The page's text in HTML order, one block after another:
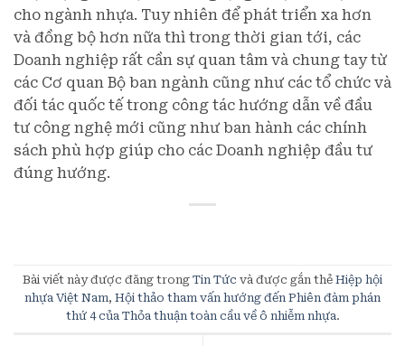
cho ngành nhựa. Tuy nhiên để phát triển xa hơn
và đồng bộ hơn nữa thì trong thời gian tới, các
Doanh nghiệp rất cần sự quan tâm và chung tay từ
các Cơ quan Bộ ban ngành cũng như các tổ chức và
đối tác quốc tế trong công tác hướng dẫn về đầu
tư công nghệ mới cũng như ban hành các chính
sách phù hợp giúp cho các Doanh nghiệp đầu tư
đúng hướng.
Bài viết này được đăng trong Tin Tức và được gắn thẻ Hiệp hội
nhựa Việt Nam, Hội thảo tham vấn hướng đến Phiên đàm phán
thứ 4 của Thỏa thuận toàn cầu về ô nhiễm nhựa.